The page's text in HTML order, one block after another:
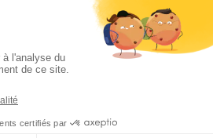
Contact
0262-330-330